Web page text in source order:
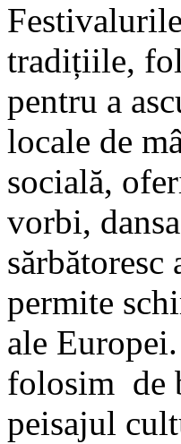
tradițiile,
pentru a
locale de
socială,
vorbi,
permite
ale
folosim de
peisajul